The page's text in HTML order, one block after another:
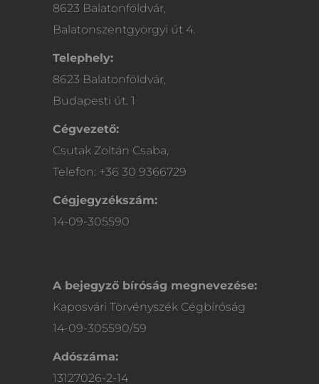
8623 Balatonföldvár,
Balatonszentgyörgyi út 4.
Telephely:
8623 Balatonföldvár,
Budapesti út. 1
Cégvezető:
Csutak Zoltán Csaba,
Telefon: +36 30 9366729
Cégjegyzékszám:
14-09-305590
A bejegyző bíróság megnevezése:
Kaposvári Törvényszék Cégbíróság
14-09-305590/59
Adószáma:
13127026-2-14